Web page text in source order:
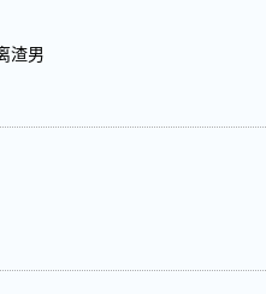
渣男